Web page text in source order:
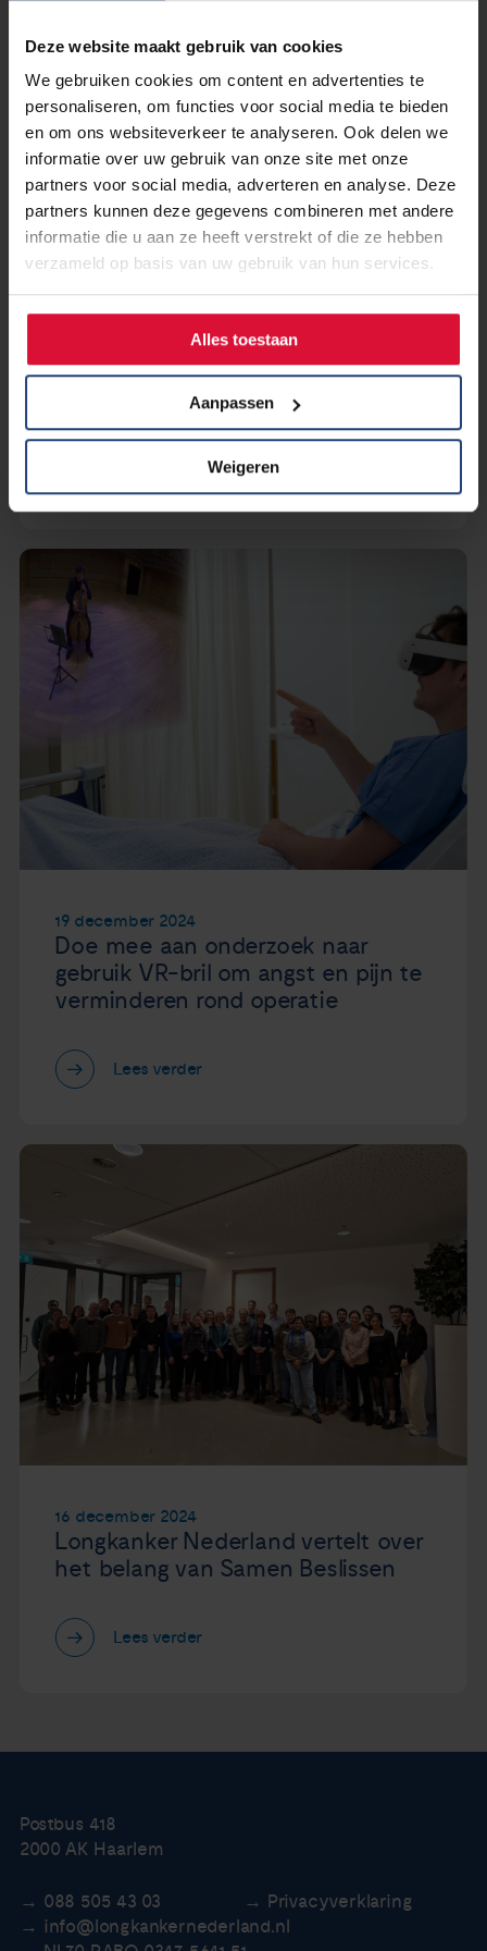
Deze website maakt gebruik van cookies
We gebruiken cookies om content en advertenties te
personaliseren, om functies voor social media te bieden
en om ons websiteverkeer te analyseren. Ook delen we
informatie over uw gebruik van onze site met onze
partners voor social media, adverteren en analyse. Deze
partners kunnen deze gegevens combineren met andere
informatie die u aan ze heeft verstrekt of die ze hebben
verzameld op basis van uw gebruik van hun services.
Alles toestaan
Aanpassen
Weigeren
24 december 2024
Iets meer radon in woningen
19 december 2024
Doe mee aan onderzoek naar
gebruik VR-bril om angst en pijn te
verminderen rond operatie
Lees verder
16 december 2024
Longkanker Nederland vertelt over
het belang van Samen Beslissen
Lees verder
Postbus 418
2000 AK Haarlem
088 505 43 03
Privacyverklaring
info@longkankernederland.nl